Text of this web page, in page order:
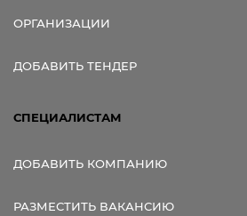
ОРГАНИЗАЦИИ
ДОБАВИТЬ ТЕНДЕР
СПЕЦИАЛИСТАМ
ДОБАВИТЬ КОМПАНИЮ
РАЗМЕСТИТЬ ВАКАНСИЮ